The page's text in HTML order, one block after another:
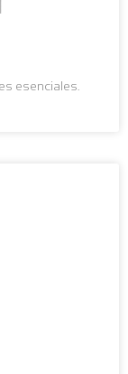
esenciales.